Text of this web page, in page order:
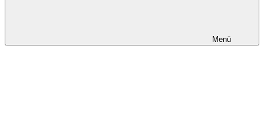
Menü